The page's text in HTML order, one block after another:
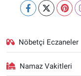
Nöbetçi Eczaneler
Namaz Vakitleri